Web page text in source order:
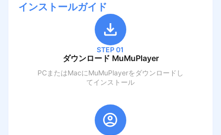
インストールガイド
STEP 01
ダウンロード MuMuPlayer
PCまたはMacにMuMuPlayerをダウンロードし
てインストール